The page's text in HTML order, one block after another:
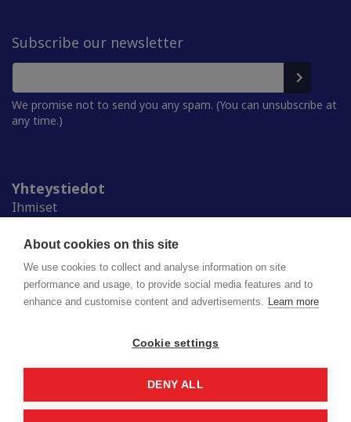
About cookies on this site
We use cookies to collect and analyse information on site
performance and usage, to provide social media features and to
enhance and customise content and advertisements. Learn more
Cookie settings
DENY ALL
Subscribe our newsletter
We promise not to send you any spam. (You can unsubscribe at
any time.)
Yhteystiedot
Ihmiset
Ylioppilaskunnat
Alumnille
Suomen ylioppilaskuntien liitto (SYL) ry
Privacy policy Saavutettavuusseloste